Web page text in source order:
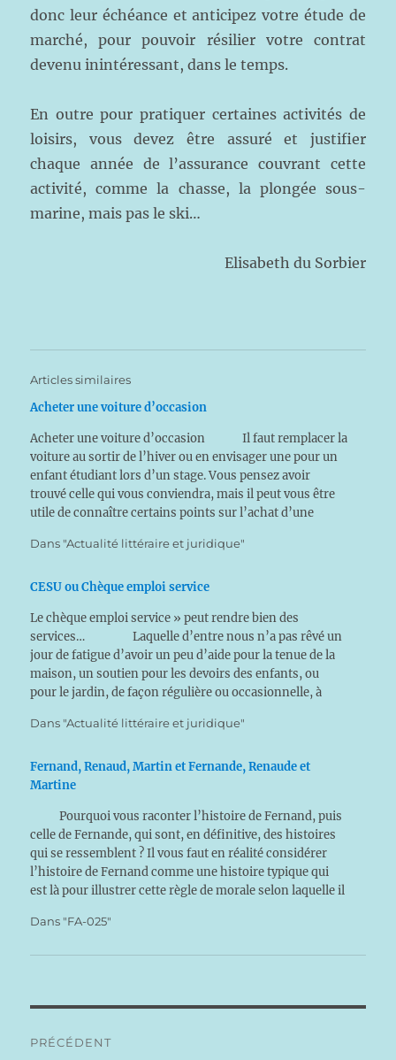
donc leur échéance et anticipez votre étude de
marché, pour pouvoir résilier votre contrat
devenu inintéressant, dans le temps.
En outre pour pratiquer certaines activités de
loisirs, vous devez être assuré et justifier
chaque année de l’assurance couvrant cette
activité, comme la chasse, la plongée sous-
marine, mais pas le ski…
Elisabeth du Sorbier
Articles similaires
Acheter une voiture d’occasion
Acheter une voiture d’occasion Il faut remplacer la
voiture au sortir de l’hiver ou en envisager une pour un
enfant étudiant lors d’un stage. Vous pensez avoir
trouvé celle qui vous conviendra, mais il peut vous être
utile de connaître certains points sur l’achat d’une
Dans "Actualité littéraire et juridique"
CESU ou Chèque emploi service
Le chèque emploi service » peut rendre bien des
services… Laquelle d’entre nous n’a pas rêvé un
jour de fatigue d’avoir un peu d’aide pour la tenue de la
maison, un soutien pour les devoirs des enfants, ou
pour le jardin, de façon régulière ou occasionnelle, à
Dans "Actualité littéraire et juridique"
Fernand, Renaud, Martin et Fernande, Renaude et
Martine
Pourquoi vous raconter l’histoire de Fernand, puis
celle de Fernande, qui sont, en définitive, des histoires
qui se ressemblent ? Il vous faut en réalité considérer
l’histoire de Fernand comme une histoire typique qui
est là pour illustrer cette règle de morale selon laquelle il
Dans "FA-025"
PRÉCÉDENT